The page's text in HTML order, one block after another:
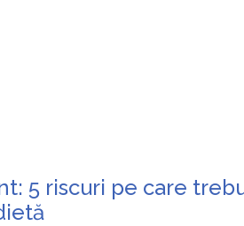
5 riscuri pe care